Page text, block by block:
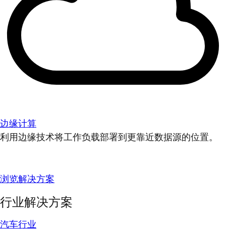
边缘计算
利用边缘技术将工作负载部署到更靠近数据源的位置。
浏览解决方案
行业解决方案
汽车行业